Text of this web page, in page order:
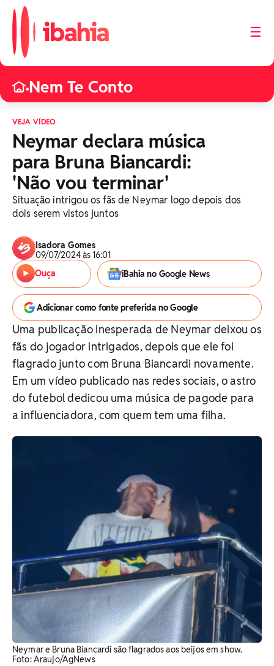
☰
•Nem Te Conto
VEJA VÍDEO
Neymar declara música
para Bruna Biancardi:
'Não vou terminar'
Situação intrigou os fãs de Neymar logo depois dos
dois serem vistos juntos
Isadora Gomes
09/07/2024 às 16:01
Ouça
iBahia no Google News
Adicionar como fonte preferida no Google
Uma publicação inesperada de Neymar deixou os
fãs do jogador intrigados, depois que ele foi
flagrado junto com Bruna Biancardi novamente.
Em um vídeo publicado nas redes sociais, o astro
do futebol dedicou uma música de pagode para
a influenciadora, com quem tem uma filha.
Neymar e Bruna Biancardi são flagrados aos beijos em show.
Foto: Araujo/AgNews